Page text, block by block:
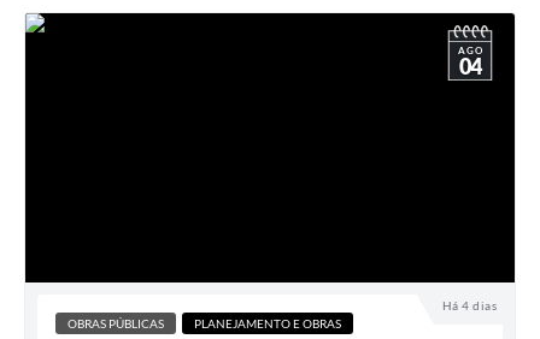
Há 4 dias
AGO
04
OBRAS PÚBLICAS PLANEJAMENTO E OBRAS